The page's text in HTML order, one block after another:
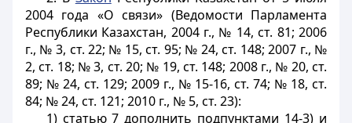
2004 года «О связи» (Ведомости Парламента
Республики Казахстан, 2004 г., № 14, ст. 81; 2006
г., № 3, ст. 22; № 15, ст. 95; № 24, ст. 148; 2007 г., №
2, ст. 18; № 3, ст. 20; № 19, ст. 148; 2008 г., № 20, ст.
89; № 24, ст. 129; 2009 г., № 15-16, ст. 74; № 18, ст.
84; № 24, ст. 121; 2010 г., № 5, ст. 23):
1) статью 7 дополнить подпунктами 14-3) и